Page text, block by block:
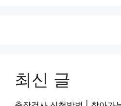
최신 글